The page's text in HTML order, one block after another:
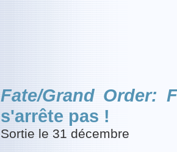
Fate/Grand Order:
s'arrête pas !
Sortie le 31 décembre